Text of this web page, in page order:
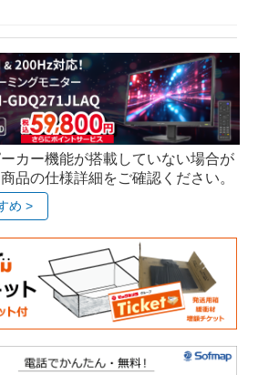
カー機能が搭載していない場合が
品の仕様詳細をご確認ください。
め >